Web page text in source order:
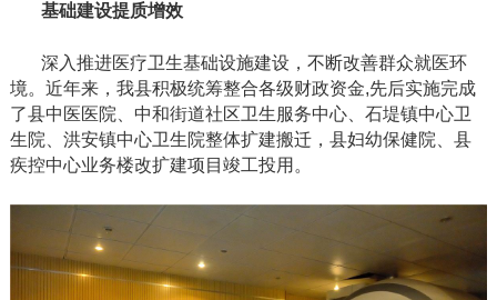
基础建设提质增效
深入推进医疗卫生基础设施建设，不断改善群众就医环
境。近年来，我县积极统筹整合各级财政资金,先后实施完成
了县中医医院、中和街道社区卫生服务中心、石堤镇中心卫
生院、洪安镇中心卫生院整体扩建搬迁，县妇幼保健院、县
疾控中心业务楼改扩建项目竣工投用。